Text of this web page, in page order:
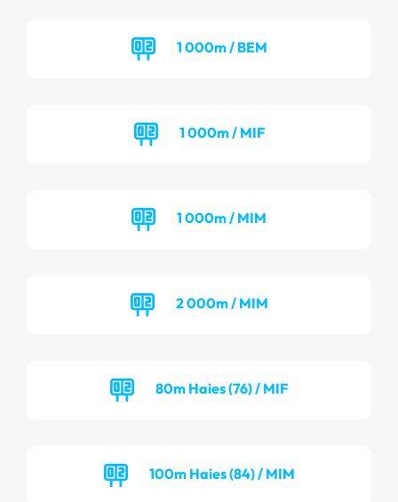
1 000m / BEM
1 000m / MIF
1 000m / MIM
2 000m / MIM
80m Haies (76) / MIF
100m Haies (84) / MIM